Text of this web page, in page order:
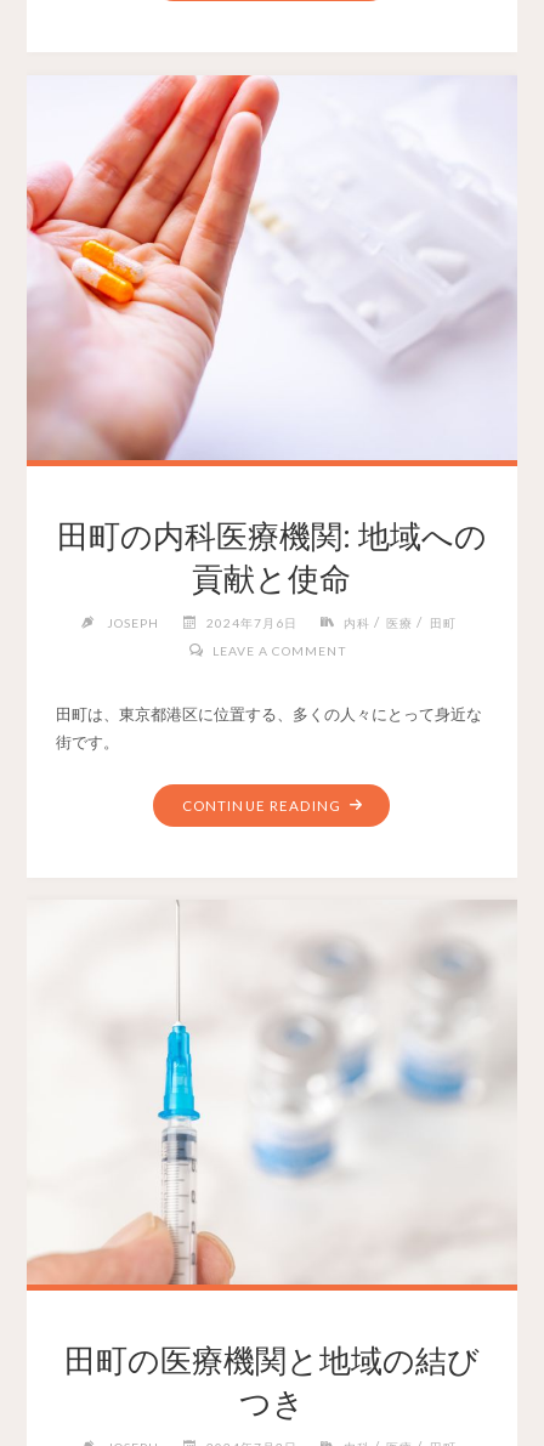
田町の内科医療機関: 地域への
貢献と使命
JOSEPH 2024年7月6日 内科 / 医療 /
田町
LEAVE A COMMENT
田町は、東京都港区に位置する、多くの人々にとって身近な
街です。
CONTINUE READING
田町の医療機関と地域の結び
つき